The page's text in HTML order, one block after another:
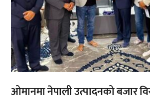
ओमानमा नेपाली उत्पादनको बजार